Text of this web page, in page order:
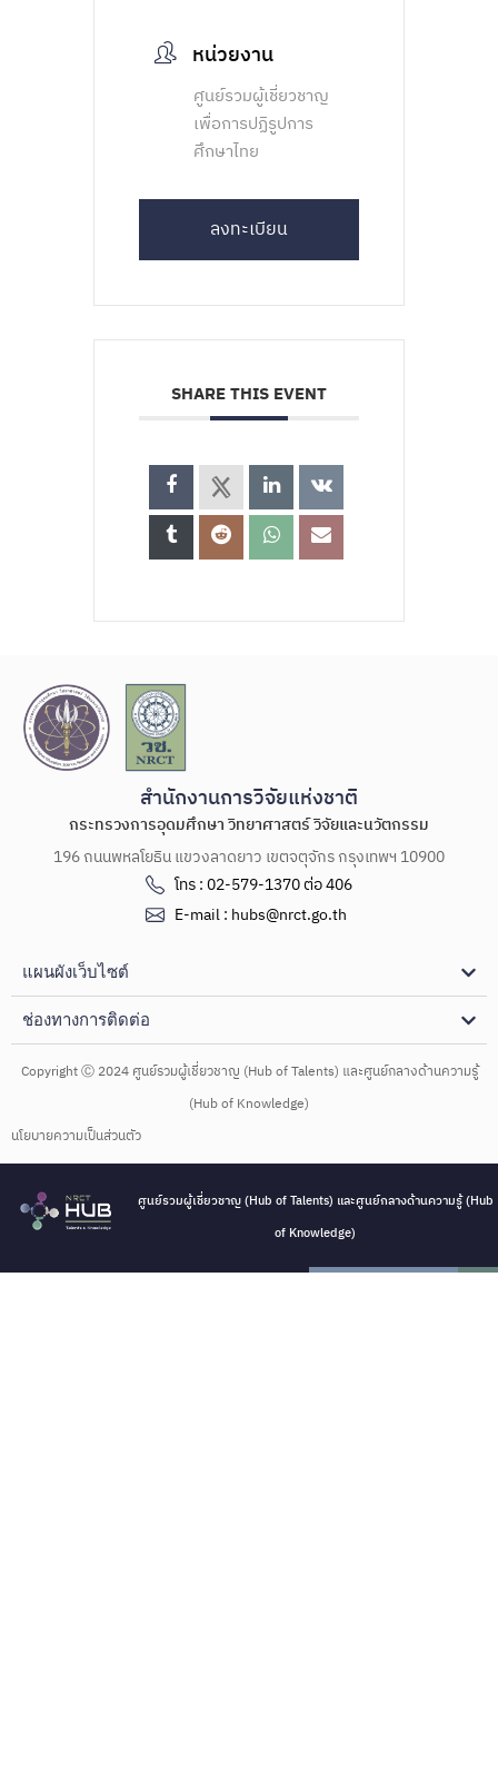
หน่วยงาน
ศูนย์รวมผู้เชี่ยวชาญ
เพื่อการปฏิรูปการ
ศึกษาไทย
ลงทะเบียน
SHARE THIS EVENT
สำนักงานการวิจัยแห่งชาติ
กระทรวงการอุดมศึกษา วิทยาศาสตร์ วิจัยและนวัตกรรม
196 ถนนพหลโยธิน แขวงลาดยาว เขตจตุจักร กรุงเทพฯ 10900
โทร : 02-579-1370 ต่อ 406
E-mail : hubs@nrct.go.th
แผนผังเว็บไซต์
ช่องทางการติดต่อ
นโยบายความเป็นส่วนตัว
Copyright Ⓒ 2024 ศูนย์รวมผู้เชี่ยวชาญ (Hub of Talents) และศูนย์กลางด้านความรู้
(Hub of Knowledge)
ศูนย์รวมผู้เชี่ยวชาญ (Hub of Talents) และศูนย์กลางด้านความรู้ (Hub
of Knowledge)